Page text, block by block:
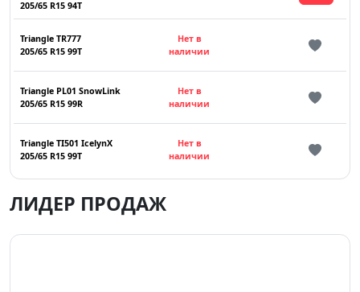
205/65 R15 94T
Triangle TR777
205/65 R15 99T
Нет в
наличии
Triangle PL01 SnowLink
205/65 R15 99R
Нет в
наличии
Triangle TI501 IcelynX
205/65 R15 99T
Нет в
наличии
ЛИДЕР ПРОДАЖ